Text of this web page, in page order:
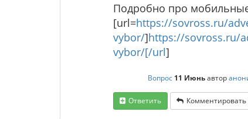
Подробно про
[url=https://sovross.ru/
vybor/]https://sovross.ru/
vybor/[/url]
Вопрос 11 Июньавтор
Ответить Комментировать